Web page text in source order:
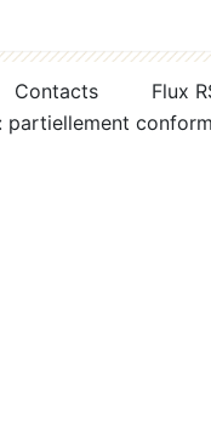
Contacts
Flux
partiellement